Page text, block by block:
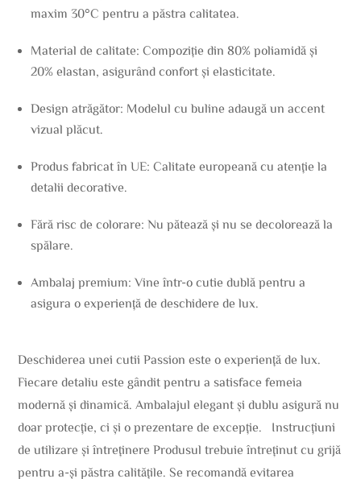
maxim 30°C pentru a păstra calitatea.
Material de calitate: Compoziție din 80% poliamidă și
20% elastan, asigurând confort și elasticitate.
Design atrăgător: Modelul cu buline adaugă un accent
vizual plăcut.
Produs fabricat în UE: Calitate europeană cu atenție la
detalii decorative.
Fără risc de colorare: Nu pătează și nu se decolorează la
spălare.
Ambalaj premium: Vine într-o cutie dublă pentru a
asigura o experiență de deschidere de lux.
Deschiderea unei cutii Passion este o experiență de lux.
Fiecare detaliu este gândit pentru a satisface femeia
modernă și dinamică. Ambalajul elegant și dublu asigură nu
doar protecție, ci și o prezentare de excepție. Instrucțiuni
de utilizare și întreținere Produsul trebuie întreținut cu grijă
pentru a-și păstra calitățile. Se recomandă evitarea